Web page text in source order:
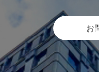
お